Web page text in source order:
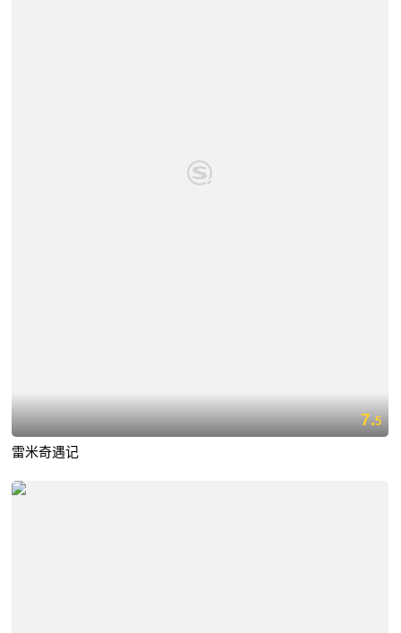
7.5
雷米奇遇记